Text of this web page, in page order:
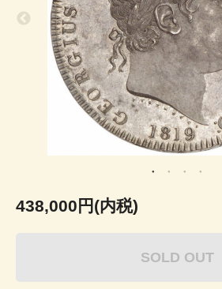
438,000円(内税)
SOLD OUT